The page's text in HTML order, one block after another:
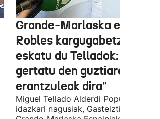
Grande-Marlaska eta
Robles kargugabetzea
eskatu du Telladok:
gertatu den guztiaren
erantzuleak dira"
Miguel Tellado Alderdi Popularraren
idazkari nagusiak, Gasteiztik,